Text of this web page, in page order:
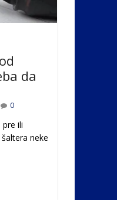
da
0
ili
neke